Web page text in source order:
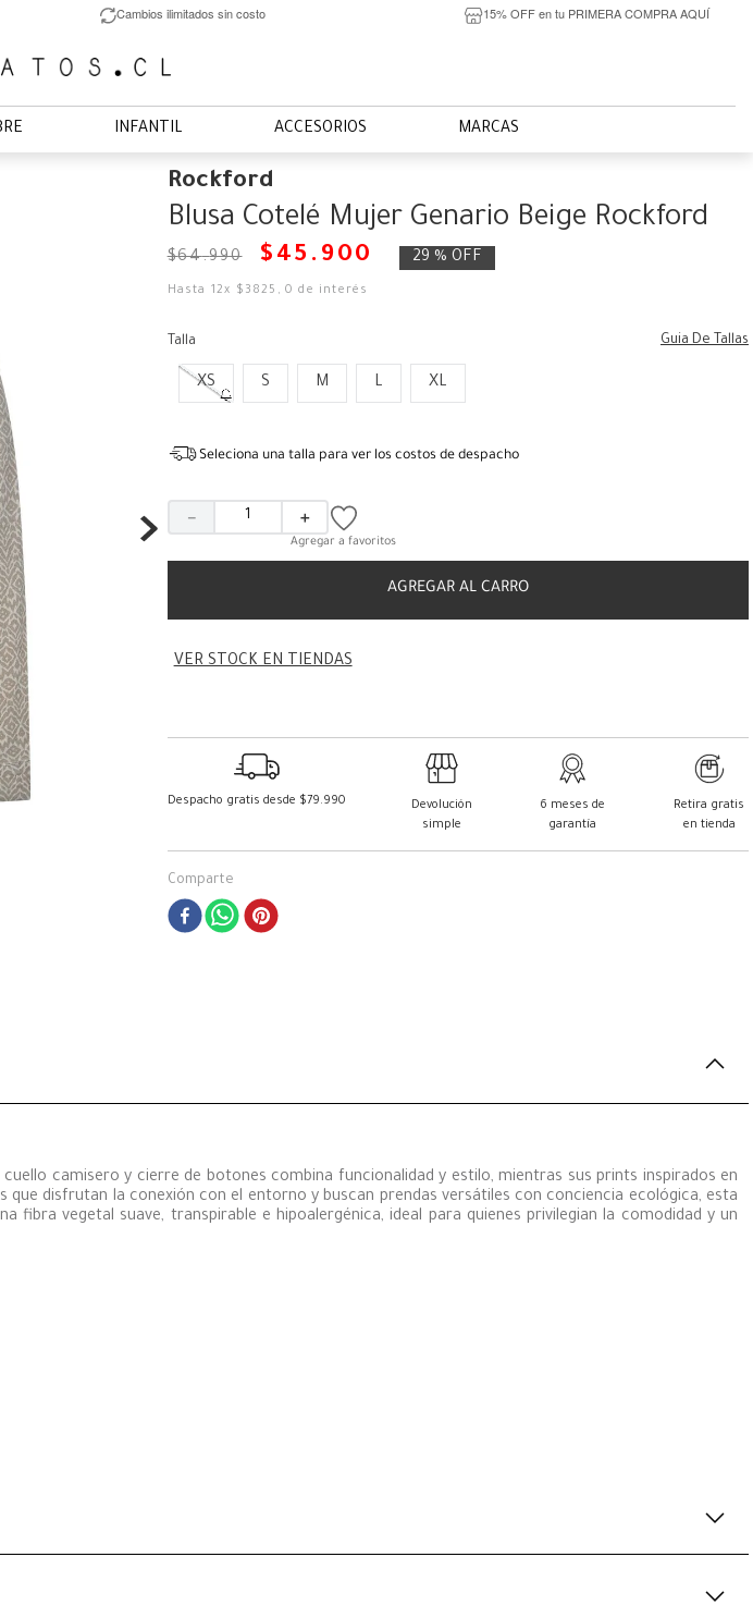
Cambios ilimitados sin costo 15% OFF en tu PRIMERA COMPRA AQUÍ
INFANTIL ACCESORIOS MARCAS
Rockford
Blusa Cotelé Mujer Genario Beige Rockford
$64.990 $ 45 . 900 29 % OFF
Hasta 12x $ 3825 ,0 de interés
Talla Guia De Tallas
XS S M L XL
Seleciona una talla para ver los costos de despacho
＋
－
AGREGAR AL CARRO
VER STOCK EN TIENDAS
Despacho gratis desde $79.990
Devolución
simple
6 meses de
garantía
Retira gratis
en tienda
Comparte
camisero y cierre de botones combina funcionalidad y estilo, mientras sus prints inspirados en
disfrutan la conexión con el entorno y buscan prendas versátiles con conciencia ecológica, esta
vegetal suave, transpirable e hipoalergénica, ideal para quienes privilegian la comodidad y un